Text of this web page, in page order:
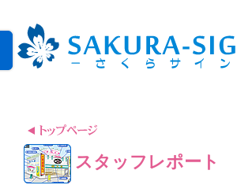
スタッフレポート